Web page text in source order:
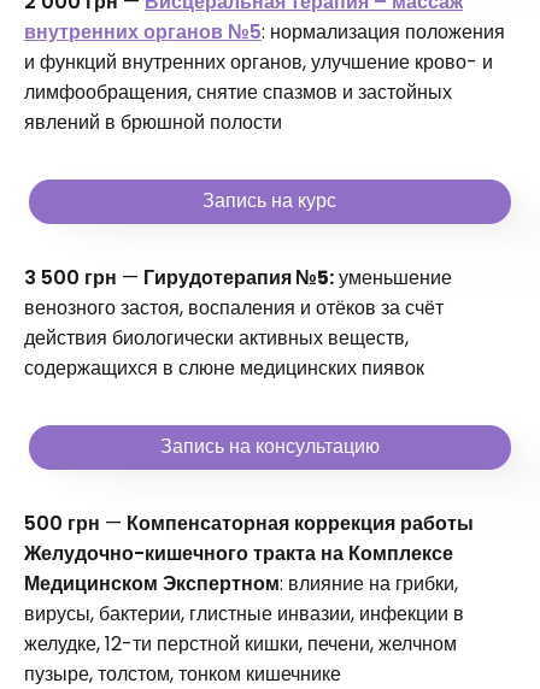
внутренних органов №5: нормализация положения
и функций внутренних органов, улучшение крово- и
лимфообращения, снятие спазмов и застойных
явлений в брюшной полости
Запись на курс
3 500 грн — Гирудотерапия №5:уменьшение
венозного застоя, воспаления и отёков за счёт
действия биологически активных веществ,
содержащихся в слюне медицинских пиявок
Запись на консультацию
500 грн — Компенсаторная коррекция работы
Желудочно-кишечного тракта на Комплексе
Медицинском Экспертном: влияние на грибки,
вирусы, бактерии, глистные инвазии, инфекции в
желудке, 12-ти перстной кишки, печени, желчном
пузыре, толстом, тонком кишечнике